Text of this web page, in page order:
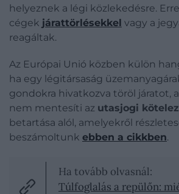
helyeznek a légi közlekedésre.
cégek járattörlésekkel vagy a
reagáltak.
Az Európai Unió közben külön
ha egy légitársaság
gondokra hivatkozva töröl járatot,
nem mentesíti az utasjogi
betartása alól, amelyekről
beszámoltunk ebben a cikkben.
Ha tovább olvasnál:
Túlfoglalás a repülőn: